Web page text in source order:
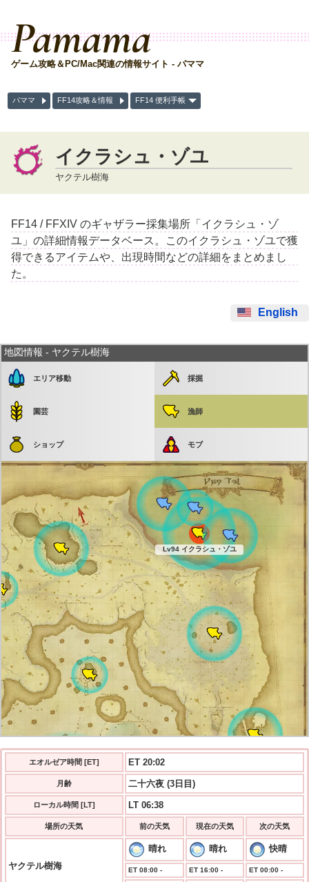
Pamama
ゲーム攻略＆PC/Mac関連の情報サイト - パママ
パママ FF14攻略＆情報 FF14 便利手帳
イクラシュ・ゾユ
ヤクテル樹海
FF14 / FFXIV のギャザラー採集場所「イクラシュ・ゾ
ユ」の詳細情報データベース。このイクラシュ・ゾユで獲
得できるアイテムや、出現時間などの詳細をまとめまし
た。
English
地図情報 - ヤクテル樹海
エリア移動 採掘
園芸 漁師
ショップ モブ
Lv94 イクラシュ・ゾユ
エオルゼア時間 [ET] ET 20:03
月齢 二十六夜 (3日目)
ローカル時間 [LT] LT 06:38
場所の天気 前の天気 現在の天気 次の天気
ヤクテル樹海
晴れ 晴れ 快晴
ET 08:00 - ET 16:00 - ET 00:00 -